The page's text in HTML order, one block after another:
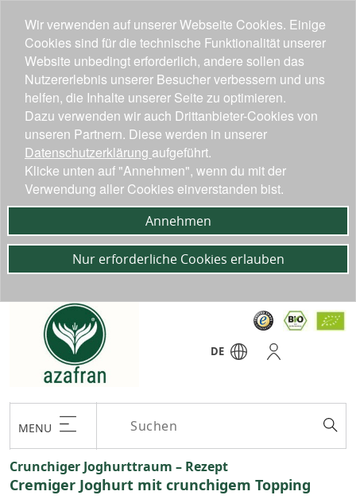
DE
MENU
Crunchiger Joghurttraum – Rezept
Cremiger Joghurt mit crunchigem Topping
Wir verwenden auf unserer Webseite Cookies. Einige
Cookies sind für die technische Funktionalität unserer
Website unbedingt erforderlich, andere sollen das
Nutzererlebnis unserer Besucher verbessern und uns
helfen, die Inhalte unserer Seite zu optimieren.
Dazu verwenden wir auch Drittanbieter-Cookies von
unseren Partnern. Diese werden in unserer
Datenschutzerklärung aufgeführt.
Klicke unten auf "Annehmen", wenn du mit der
Verwendung aller Cookies einverstanden bist.
Annehmen
Nur erforderliche Cookies erlauben